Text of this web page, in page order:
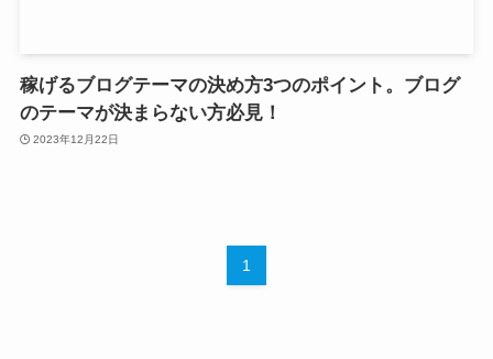
稼げるブログテーマの決め方3つのポイント。ブログ
のテーマが決まらない方必見！
2023年12月22日
1